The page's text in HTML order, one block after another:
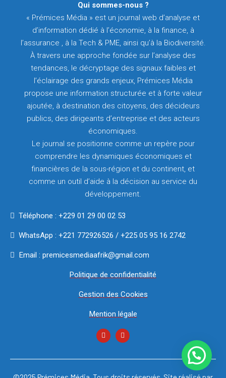
Qui sommes-nous ?
« Prémices Média » est un journal web d’analyse et
d’information dédié à l’économie, à la finance, à
l’assurance , à la Tech & PME, ainsi qu’à la Biodiversité.
À travers une approche fondée sur l’analyse des
tendances, le décryptage des signaux faibles et
l’éclairage des grands enjeux, Prémices Média
propose une information structurée et à forte valeur
ajoutée, à destination des citoyens, des décideurs
publics, des dirigeants d’entreprise et des acteurs
économiques.
Le journal se positionne comme un repère pour
comprendre les dynamiques économiques et
financières de la sous-région et du continent, et
comme un outil d’aide à la décision au service du
développement.
Téléphone : +229 01 29 00 02 53
WhatsApp : +221 772926526 / +225 05 95 16 2742
Email : premicesmediaafrik@gmail.com
Politique de confidentialité
Gestion des Cookies
Mention légale